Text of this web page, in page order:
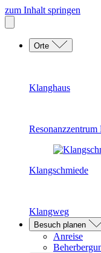
zum Inhalt springen
Orte
Klanghaus
Resonanzzentrum
Klangschmiede
Klangweg
Besuch planen
Anreise